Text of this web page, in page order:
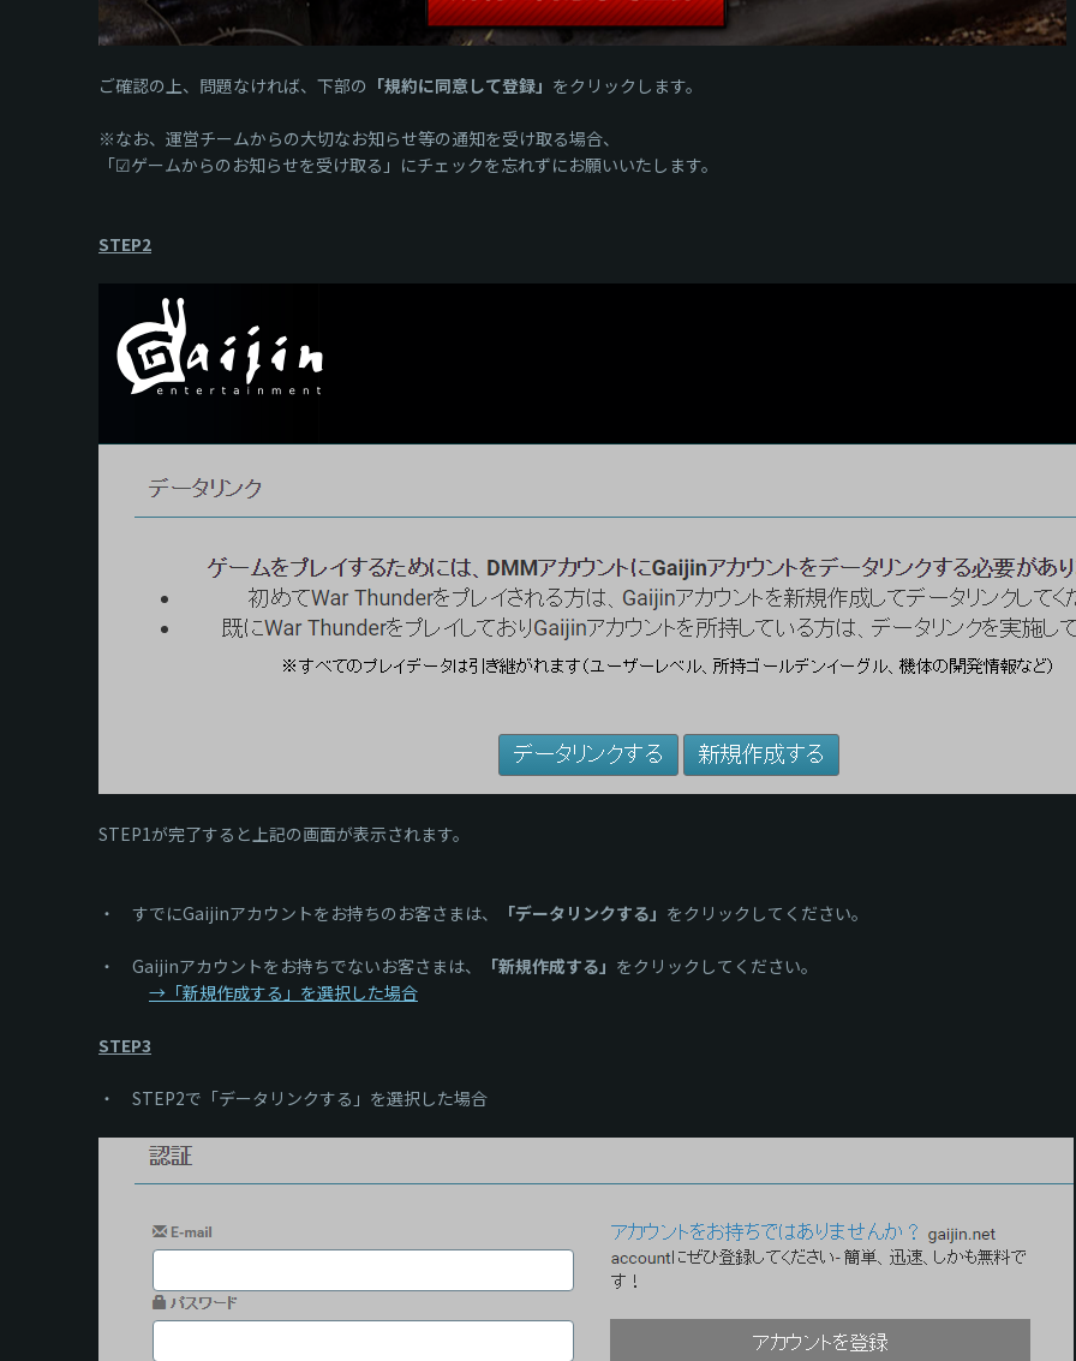
ご確認の上、問題なければ、下部の 「規約に同意して登録」 をクリックします。
※なお、運営チームからの大切なお知らせ等の通知を受け取る場合、
「☑ゲームからのお知らせを受け取る」にチェックを忘れずにお願いいたします。
STEP2
STEP1が完了すると上記の画面が表示されます。
・ すでにGaijinアカウントをお持ちのお客さまは、 「データリンクする」 をクリックしてください。
・ Gaijinアカウントをお持ちでないお客さまは、 「新規作成する」 をクリックしてください。
→「新規作成する」を選択した場合
STEP3
・ STEP2で「データリンクする」を選択した場合